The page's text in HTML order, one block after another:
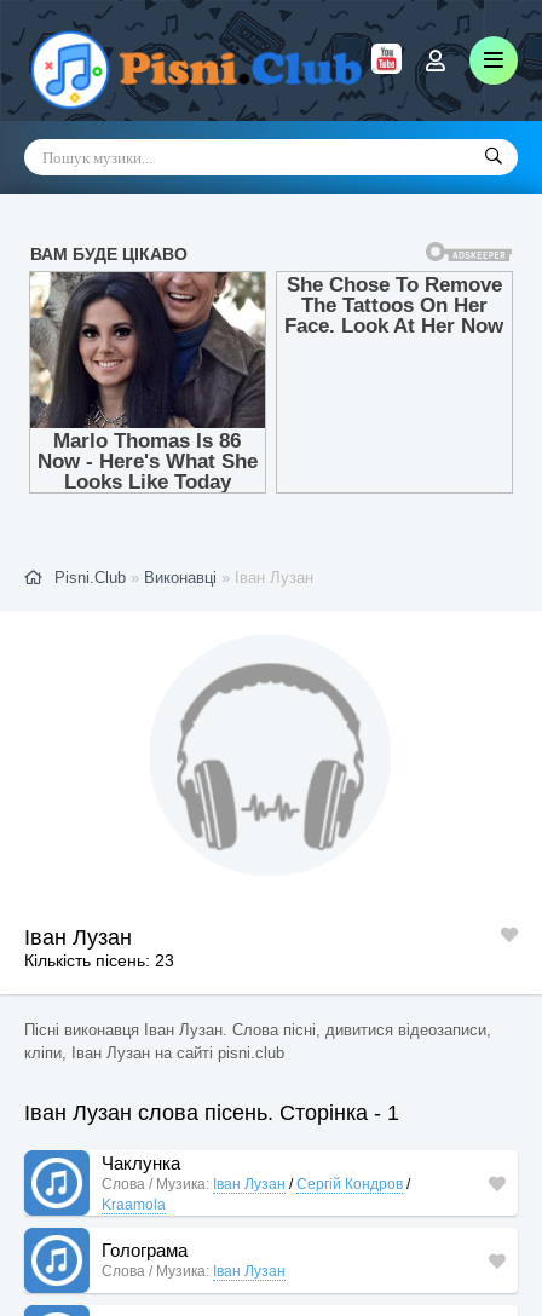
Pisni.Club » Виконавці » Іван Лузан
Іван Лузан
Кількість пісень: 23
Пісні виконавця Іван Лузан. Слова пісні, дивитися відеозаписи,
кліпи, Іван Лузан на сайті pisni.club
Іван Лузан слова пісень. Сторінка - 1
Чаклунка
Слова / Музика: Іван Лузан /Сергій Кондров /
Kraamola
Голограма
Слова / Музика: Іван Лузан